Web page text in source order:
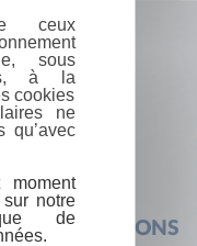
AUX QUESTIONS
ceux
sous
à la
cookies
ne
qu’avec
notre
de